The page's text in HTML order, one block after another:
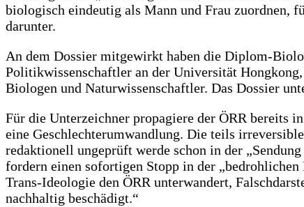
biologisch eindeutig als Mann und Frau zuordnen,
darunter.
An dem Dossier mitgewirkt haben die Diplom-
Politikwissenschaftler an der Universität
Biologen und Naturwissenschaftler. Das Dossier
Für die Unterzeichner propagiere der ÖRR bereits
eine Geschlechterumwandlung. Die teils
redaktionell ungeprüft werde schon in der
fordern einen sofortigen Stopp in der
Trans-Ideologie den ÖRR unterwandert,
nachhaltig beschädigt.“